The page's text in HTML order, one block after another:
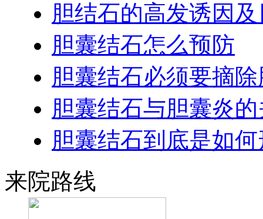
胆结石的高发诱因
胆囊结石怎么预防
胆囊结石必须要摘
胆囊结石与胆囊炎
胆囊结石到底是如
来院路线